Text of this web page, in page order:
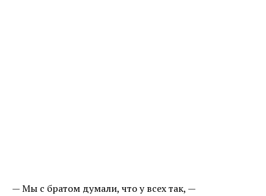
— Мы с братом думали, что у всех так, —